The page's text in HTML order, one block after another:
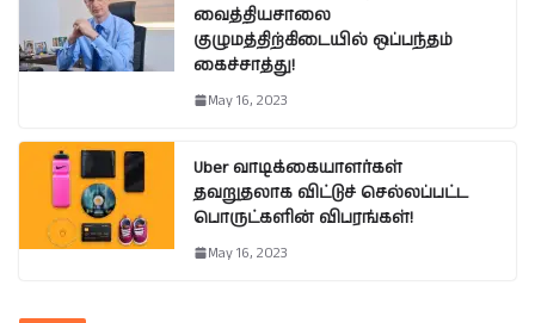
வைத்தியசாலை
குழுமத்திற்கிடையில் ஒப்பந்தம்
கைச்சாத்து!
May 16, 2023
Uber வாடிக்கையாளர்கள்
தவறுதலாக விட்டுச் செல்லப்பட்ட
பொருட்களின் விபரங்கள்!
May 16, 2023